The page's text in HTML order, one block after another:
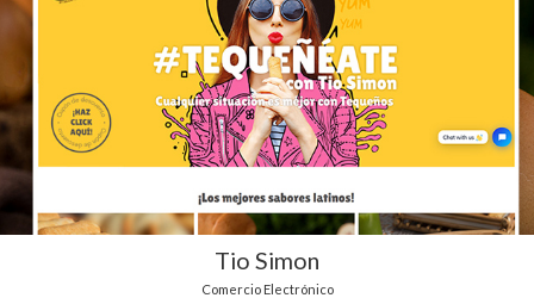
Tio Simon
Comercio Electrónico